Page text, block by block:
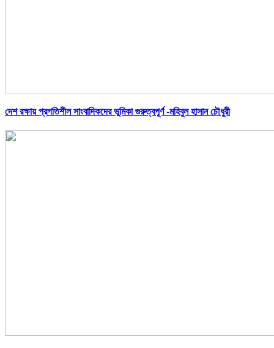
দেশ রক্ষায় প্রগতিশীল সাংবাদিকদের ভুমিকা গুরুত্বপূর্ণ -মহিবুল হাসান চৌধুরী